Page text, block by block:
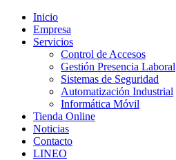
Inicio
Empresa
Servicios
Control de Accesos
Gestión Presencia Laboral
Sistemas de Seguridad
Automatización Industrial
Informática Móvil
Tienda Online
Noticias
Contacto
LINEO